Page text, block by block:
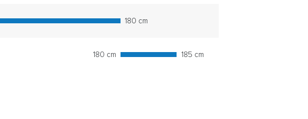
180 cm
180 cm 185 cm